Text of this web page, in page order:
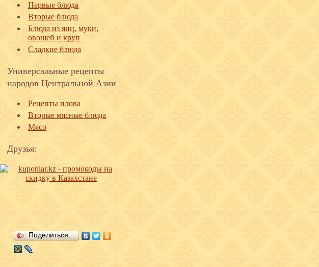
Первые блюда
Вторые блюда
Блюда из яиц, муки,
овощей и круп
Сладкие блюда
Универсальные рецепты
народов Центральной Азии
Рецепты плова
Вторые мясные блюда
Мясо
Друзья:
Поделиться…